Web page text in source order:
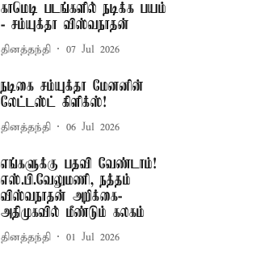
காமெடி படங்களில் நடிக்க பயம்
- சம்யுக்தா விஸ்வநாதன்
தினத்தந்தி 07 Jul 2026
நடிகை சம்யுக்தா மேனனின்
லேட்டஸ்ட் கிளிக்ஸ்!
தினத்தந்தி 06 Jul 2026
எங்களுக்கு பதவி வேண்டாம்!
எஸ்.பி.வேலுமணி, நத்தம்
விஸ்வநாதன் அறிக்கை-
அதிமுகவில் மீண்டும் கலகம்
தினத்தந்தி 01 Jul 2026